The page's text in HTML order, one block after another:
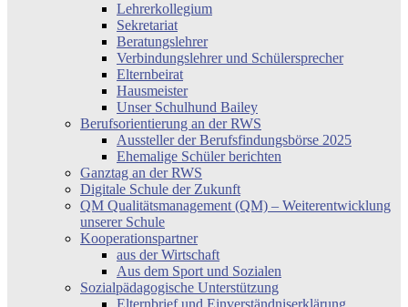
Lehrerkollegium
Sekretariat
Beratungslehrer
Verbindungslehrer und Schülersprecher
Elternbeirat
Hausmeister
Unser Schulhund Bailey
Berufsorientierung an der RWS
Aussteller der Berufsfindungsbörse 2025
Ehemalige Schüler berichten
Ganztag an der RWS
Digitale Schule der Zukunft
QM Qualitätsmanagement (QM) – Weiterentwicklung
unserer Schule
Kooperationspartner
aus der Wirtschaft
Aus dem Sport und Sozialen
Sozialpädagogische Unterstützung
Elternbrief und Einverständniserklärung